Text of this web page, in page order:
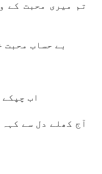
تم میری محبت کے
بے حساب محبت
اب
آج کھلے دل سے